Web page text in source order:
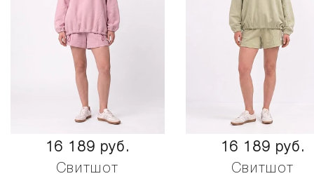
16 189 руб.
Свитшот
16 189 руб.
Свитшот